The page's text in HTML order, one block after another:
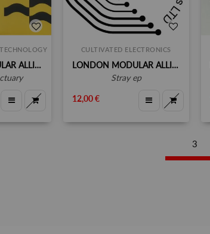
LONDON MODULAR ALLIANCE
CULTIVATED ELECTRONICS
LONDON MODULAR ALLIANCE
stray ep
12,00 €
3